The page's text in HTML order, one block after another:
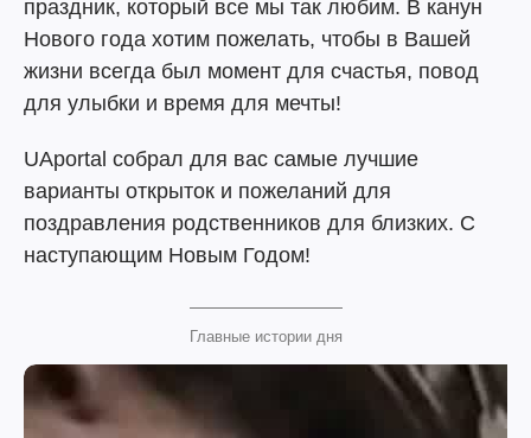
праздник, который все мы так любим. В канун
Нового года хотим пожелать, чтобы в Вашей
жизни всегда был момент для счастья, повод
для улыбки и время для мечты!
UAportal собрал для вас самые лучшие
варианты открыток и пожеланий для
поздравления родственников для близких. С
наступающим Новым Годом!
Главные истории дня